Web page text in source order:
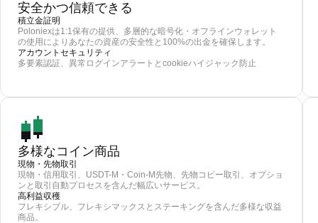
安全かつ信頼できる
積立金証明
Poloniexは1:1保有の提供、多層的な暗号化・オフラインウォレット
の使用によりあなたの資産の安全性と100%の出金を確保します。
アカウントセキュリティ
多要素認証、異常ログインアラートとcookieハイジャック防止
多様なコイン商品
現物・先物取引
現物・信用取引、USDT-M・Coin-M先物、先物コピー取引、オプショ
ンと取引自動プロセスを含んだ幅広いサービス。
高利益収穫
フレキシブル、フレキシマックスとステーキングを含んだ多様な収益
商品。